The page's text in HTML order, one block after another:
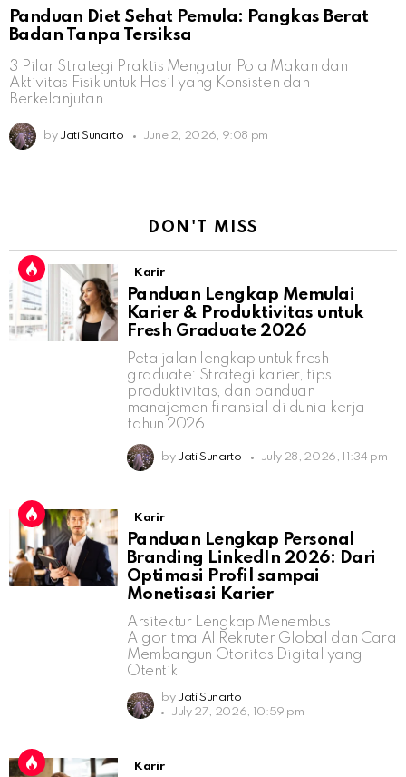
Panduan Diet Sehat Pemula: Pangkas Berat
Badan Tanpa Tersiksa
3 Pilar Strategi Praktis Mengatur Pola Makan dan
Aktivitas Fisik untuk Hasil yang Konsisten dan
Berkelanjutan
by Jati Sunarto June 2, 2026, 9:08 pm
DON'T MISS
Karir
Panduan Lengkap Memulai
Karier & Produktivitas untuk
Fresh Graduate 2026
Peta jalan lengkap untuk fresh
graduate: Strategi karier, tips
produktivitas, dan panduan
manajemen finansial di dunia kerja
tahun 2026.
by Jati Sunarto July 28, 2026, 11:34 pm
Karir
Panduan Lengkap Personal
Branding LinkedIn 2026: Dari
Optimasi Profil sampai
Monetisasi Karier
Arsitektur Lengkap Menembus
Algoritma AI Rekruter Global dan Cara
Membangun Otoritas Digital yang
Otentik
by Jati Sunarto
July 27, 2026, 10:59 pm
Karir